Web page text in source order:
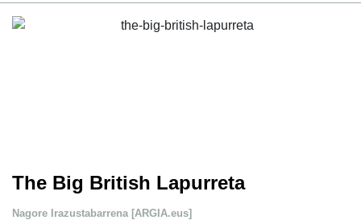
The Big British Lapurreta
Nagore Irazustabarrena [ARGIA.eus]